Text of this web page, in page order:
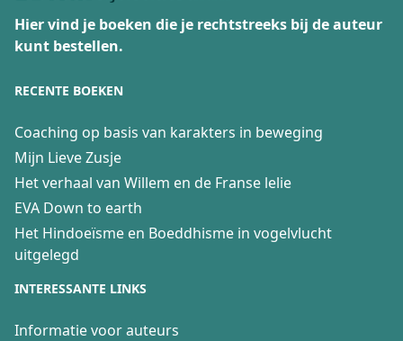
Hier vind je boeken die je rechtstreeks bij de auteur
kunt bestellen.
RECENTE BOEKEN
Coaching op basis van karakters in beweging
Mijn Lieve Zusje
Het verhaal van Willem en de Franse lelie
EVA Down to earth
Het Hindoeïsme en Boeddhisme in vogelvlucht
uitgelegd
INTERESSANTE LINKS
Informatie voor auteurs